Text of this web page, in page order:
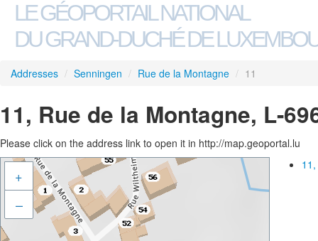
LE GÉOPORTAIL NATIONAL
DU GRAND-DUCHÉ DE
Addresses / Senningen / Rue de la Montagne / 11
11, Rue de la Montagne, L-
Please click on the address link to open it in http://map.geoportal.lu
+
–